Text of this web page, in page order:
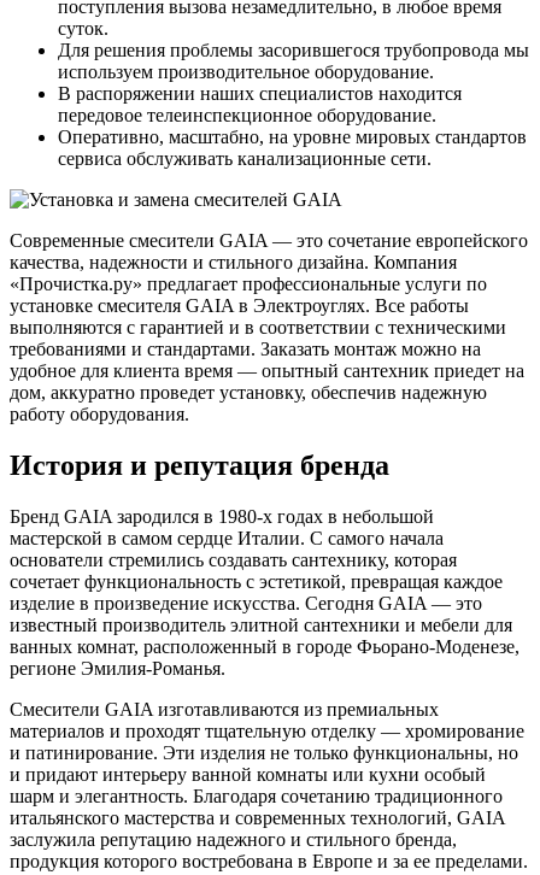
поступления вызова незамедлительно, в любое время
суток.
Для решения проблемы засорившегося трубопровода мы
используем производительное оборудование.
В распоряжении наших специалистов находится
передовое телеинспекционное оборудование.
Оперативно, масштабно, на уровне мировых стандартов
сервиса обслуживать канализационные сети.
Современные смесители GAIA — это сочетание европейского
качества, надежности и стильного дизайна. Компания
«Прочистка.ру» предлагает профессиональные услуги по
установке смесителя GAIA в Электроуглях. Все работы
выполняются с гарантией и в соответствии с техническими
требованиями и стандартами. Заказать монтаж можно на
удобное для клиента время — опытный сантехник приедет на
дом, аккуратно проведет установку, обеспечив надежную
работу оборудования.
История и репутация бренда
Бренд GAIA зародился в 1980-х годах в небольшой
мастерской в самом сердце Италии. С самого начала
основатели стремились создавать сантехнику, которая
сочетает функциональность с эстетикой, превращая каждое
изделие в произведение искусства. Сегодня GAIA — это
известный производитель элитной сантехники и мебели для
ванных комнат, расположенный в городе Фьорано-Моденезе,
регионе Эмилия-Романья.
Смесители GAIA изготавливаются из премиальных
материалов и проходят тщательную отделку — хромирование
и патинирование. Эти изделия не только функциональны, но
и придают интерьеру ванной комнаты или кухни особый
шарм и элегантность. Благодаря сочетанию традиционного
итальянского мастерства и современных технологий, GAIA
заслужила репутацию надежного и стильного бренда,
продукция которого востребована в Европе и за ее пределами.